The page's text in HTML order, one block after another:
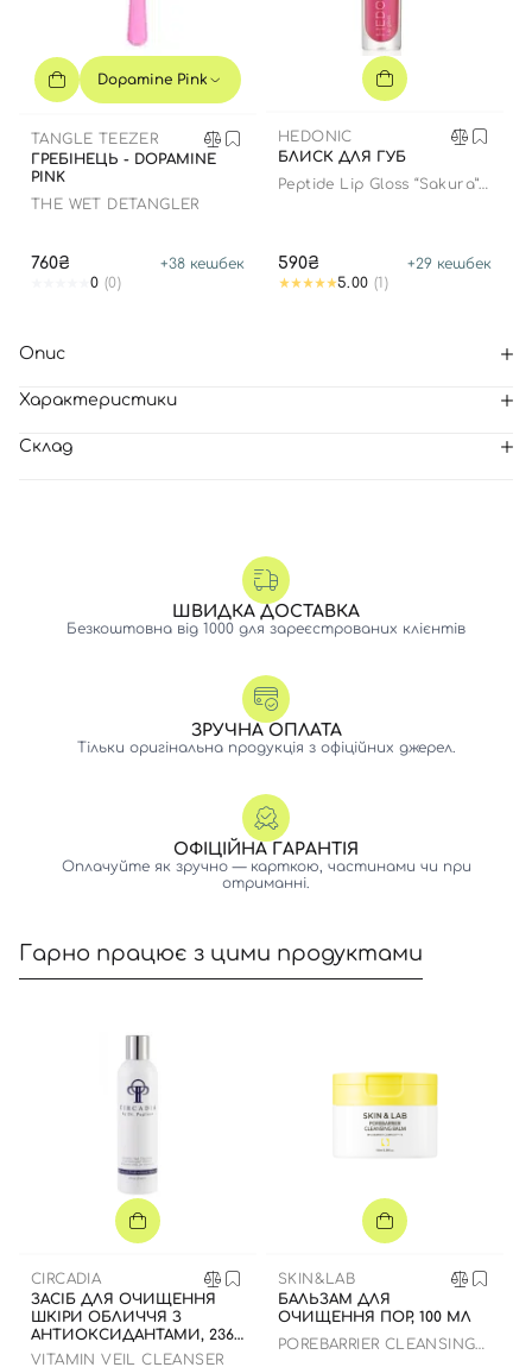
Dopamine Pink
TANGLE TEEZER
ГРЕБІНЕЦЬ - DOPAMINE
PINK
THE WET DETANGLER
760₴ +38 кешбек
0 (0)
HEDONIC
БЛИСК ДЛЯ ГУБ
Peptide Lip Gloss “Sakura”
590₴ +29 кешбек
5.00 (1)
Опис
Характеристики
Склад
ШВИДКА ДОСТАВКА
Безкоштовна від 1000 для зареєстрованих клієнтів
ЗРУЧНА ОПЛАТА
Тільки оригінальна продукція з офіційних джерел.
ОФІЦІЙНА ГАРАНТІЯ
Оплачуйте як зручно — карткою, частинами чи при
отриманні.
Гарно працює з цими продуктами
CIRCADIA
ЗАСІБ ДЛЯ ОЧИЩЕННЯ
ШКІРИ ОБЛИЧЧЯ З
АНТИОКСИДАНТАМИ, 236
МЛ
VITAMIN VEIL CLEANSER
SKIN&LAB
БАЛЬЗАМ ДЛЯ
ОЧИЩЕННЯ ПОР, 100 МЛ
POREBARRIER CLEANSING
Вхід Реєстрація